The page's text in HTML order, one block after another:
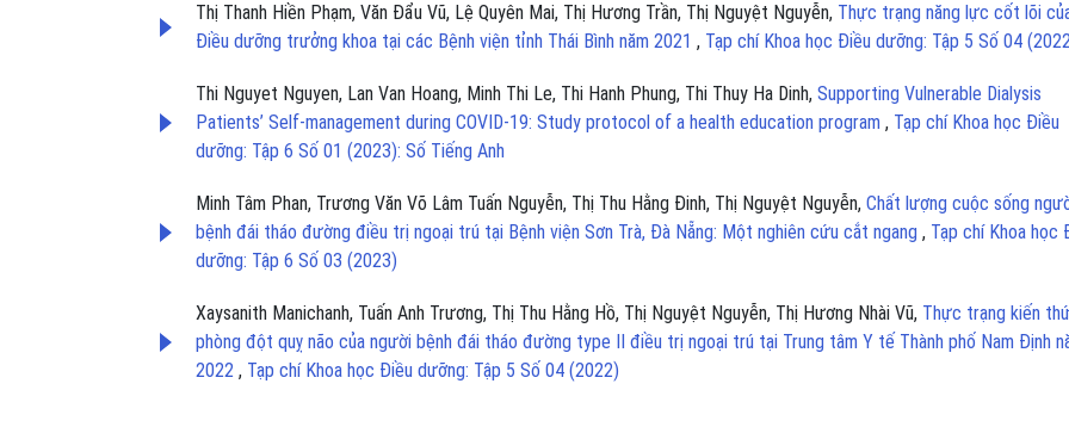
Thị Thanh Hiền Phạm, Văn Đẩu Vũ, Lệ Quyên Mai, Thị Hương Trần, Thị Nguyệt Nguyễn, Thực trạng năng lực cốt lõi
Điều dưỡng trưởng khoa tại các Bệnh viện tỉnh Thái Bình năm 2021 , Tạp chí Khoa học Điều dưỡng: Tập 5 Số 04
Thi Nguyet Nguyen, Lan Van Hoang, Minh Thi Le, Thi Hanh Phung, Thi Thuy Ha Dinh, Supporting Vulnerable Dialysis
Patients’ Self-management during COVID-19: Study protocol of a health education program , Tạp chí Khoa học Điều
dưỡng: Tập 6 Số 01 (2023): Số Tiếng Anh
Minh Tâm Phan, Trương Văn Võ Lâm Tuấn Nguyễn, Thị Thu Hằng Đinh, Thị Nguyệt Nguyễn, Chất lượng cuộc sống
bệnh đái tháo đường điều trị ngoại trú tại Bệnh viện Sơn Trà, Đà Nẵng: Một nghiên cứu cắt ngang , Tạp chí Khoa học
dưỡng: Tập 6 Số 03 (2023)
Xaysanith Manichanh, Tuấn Anh Trương, Thị Thu Hằng Hồ, Thị Nguyệt Nguyễn, Thị Hương Nhài Vũ, Thực trạng kiến
phòng đột quỵ não của người bệnh đái tháo đường type II điều trị ngoại trú tại Trung tâm Y tế Thành phố Nam Định
2022 , Tạp chí Khoa học Điều dưỡng: Tập 5 Số 04 (2022)